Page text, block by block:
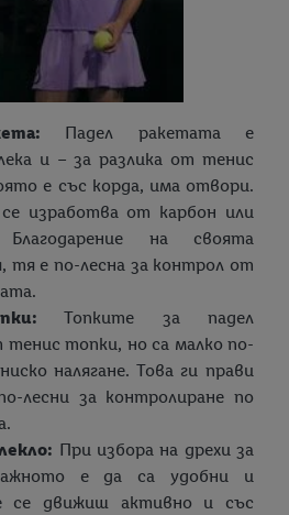
Падел ракетата е
и – за разлика от тенис
е със корда, има отвори.
изработва от карбон или
Благодарение на своята
тя е по-лесна за контрол от
Топките за падел
тенис топки, но са малко по-
налягане. Това ги прави
лесни за контролиране по
При избора на дрехи за
е да са удобни и
се движиш активно и със